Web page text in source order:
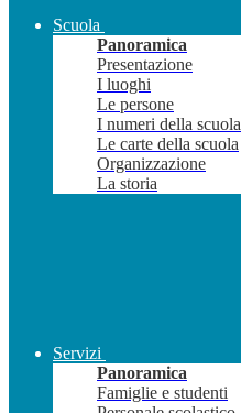
Scuola
Panoramica
Presentazione
I luoghi
Le persone
I numeri della scuola
Le carte della scuola
Organizzazione
La storia
Servizi
Panoramica
Famiglie e studenti